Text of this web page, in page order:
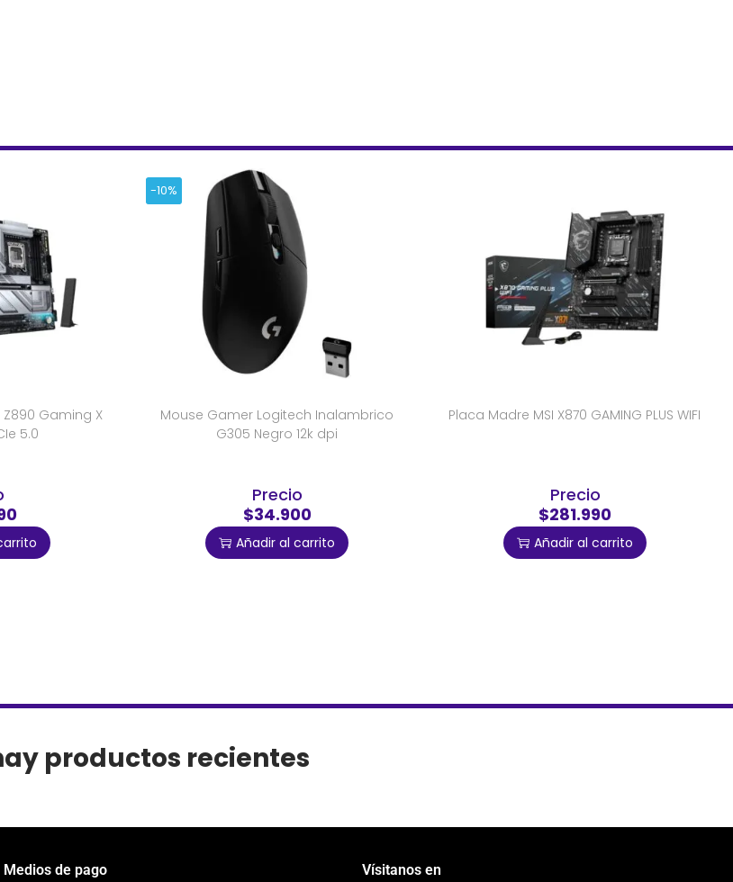
Gaming X
5.0
-10%
Mouse Gamer Logitech Inalambrico
G305 Negro 12k dpi
Precio
$34.900
Añadir al carrito
Placa Madre MSI X870 GAMING PLUS WIFI
Precio
$281.990
Añadir al carrito
productos recientes
Medios de pago Vísitanos en